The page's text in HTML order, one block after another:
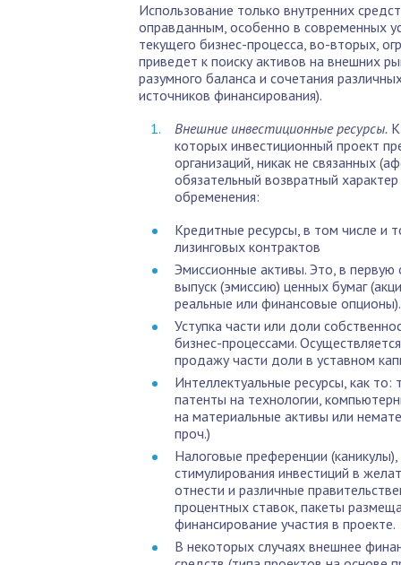
Использование только внутренних
оправданным, особенно в современных
текущего бизнес-процесса, во-вторых,
приведет к поиску активов на внешних
разумного баланса и сочетания
источников финансирования).
Внешние инвестиционные ресурсы.
которых инвестиционный проект
организаций, никак не связанных
обязательный возвратный
обременения:
Кредитные ресурсы, в том числе и
лизинговых контрактов
Эмиссионные активы. Это, в первую
выпуск (эмиссию) ценных бумаг
реальные или финансовые опционы).
Уступка части или доли
бизнес-процессами.
продажу части доли в уставном
Интеллектуальные ресурсы, как
патенты на технологии,
на материальные активы или
проч.)
Налоговые преференции
стимулирования инвестиций в
отнести и различные
процентных ставок, пакеты
финансирование участия в проекте.
В некоторых случаях внешнее